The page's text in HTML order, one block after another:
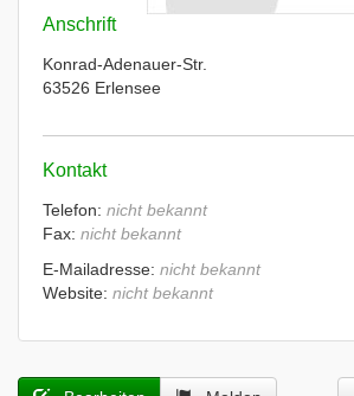
Anschrift
Konrad-Adenauer-Str.
63526 Erlensee
Kontakt
Telefon: nicht bekannt
Fax: nicht bekannt
E-Mailadresse: nicht bekannt
Website: nicht bekannt